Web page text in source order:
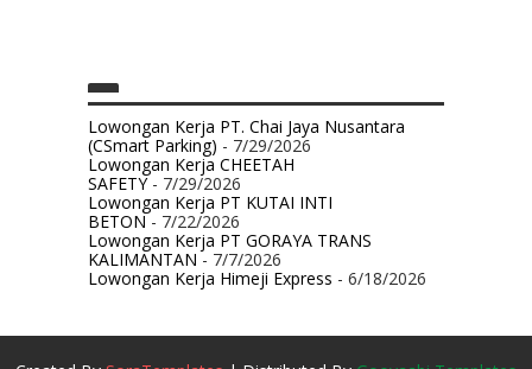
Lowongan Kerja PT. Chai Jaya Nusantara
(CSmart Parking) - 7/29/2026
Lowongan Kerja CHEETAH
SAFETY- 7/29/2026
Lowongan Kerja PT KUTAI INTI
BETON- 7/22/2026
Lowongan Kerja PT GORAYA TRANS
KALIMANTAN- 7/7/2026
Lowongan Kerja Himeji Express - 6/18/2026